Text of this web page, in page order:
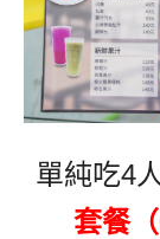
單純吃4
套餐